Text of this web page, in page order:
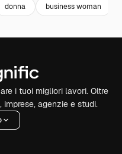
donna business woman
i tuoi migliori lavori. Oltre
imprese, agenzie e studi.